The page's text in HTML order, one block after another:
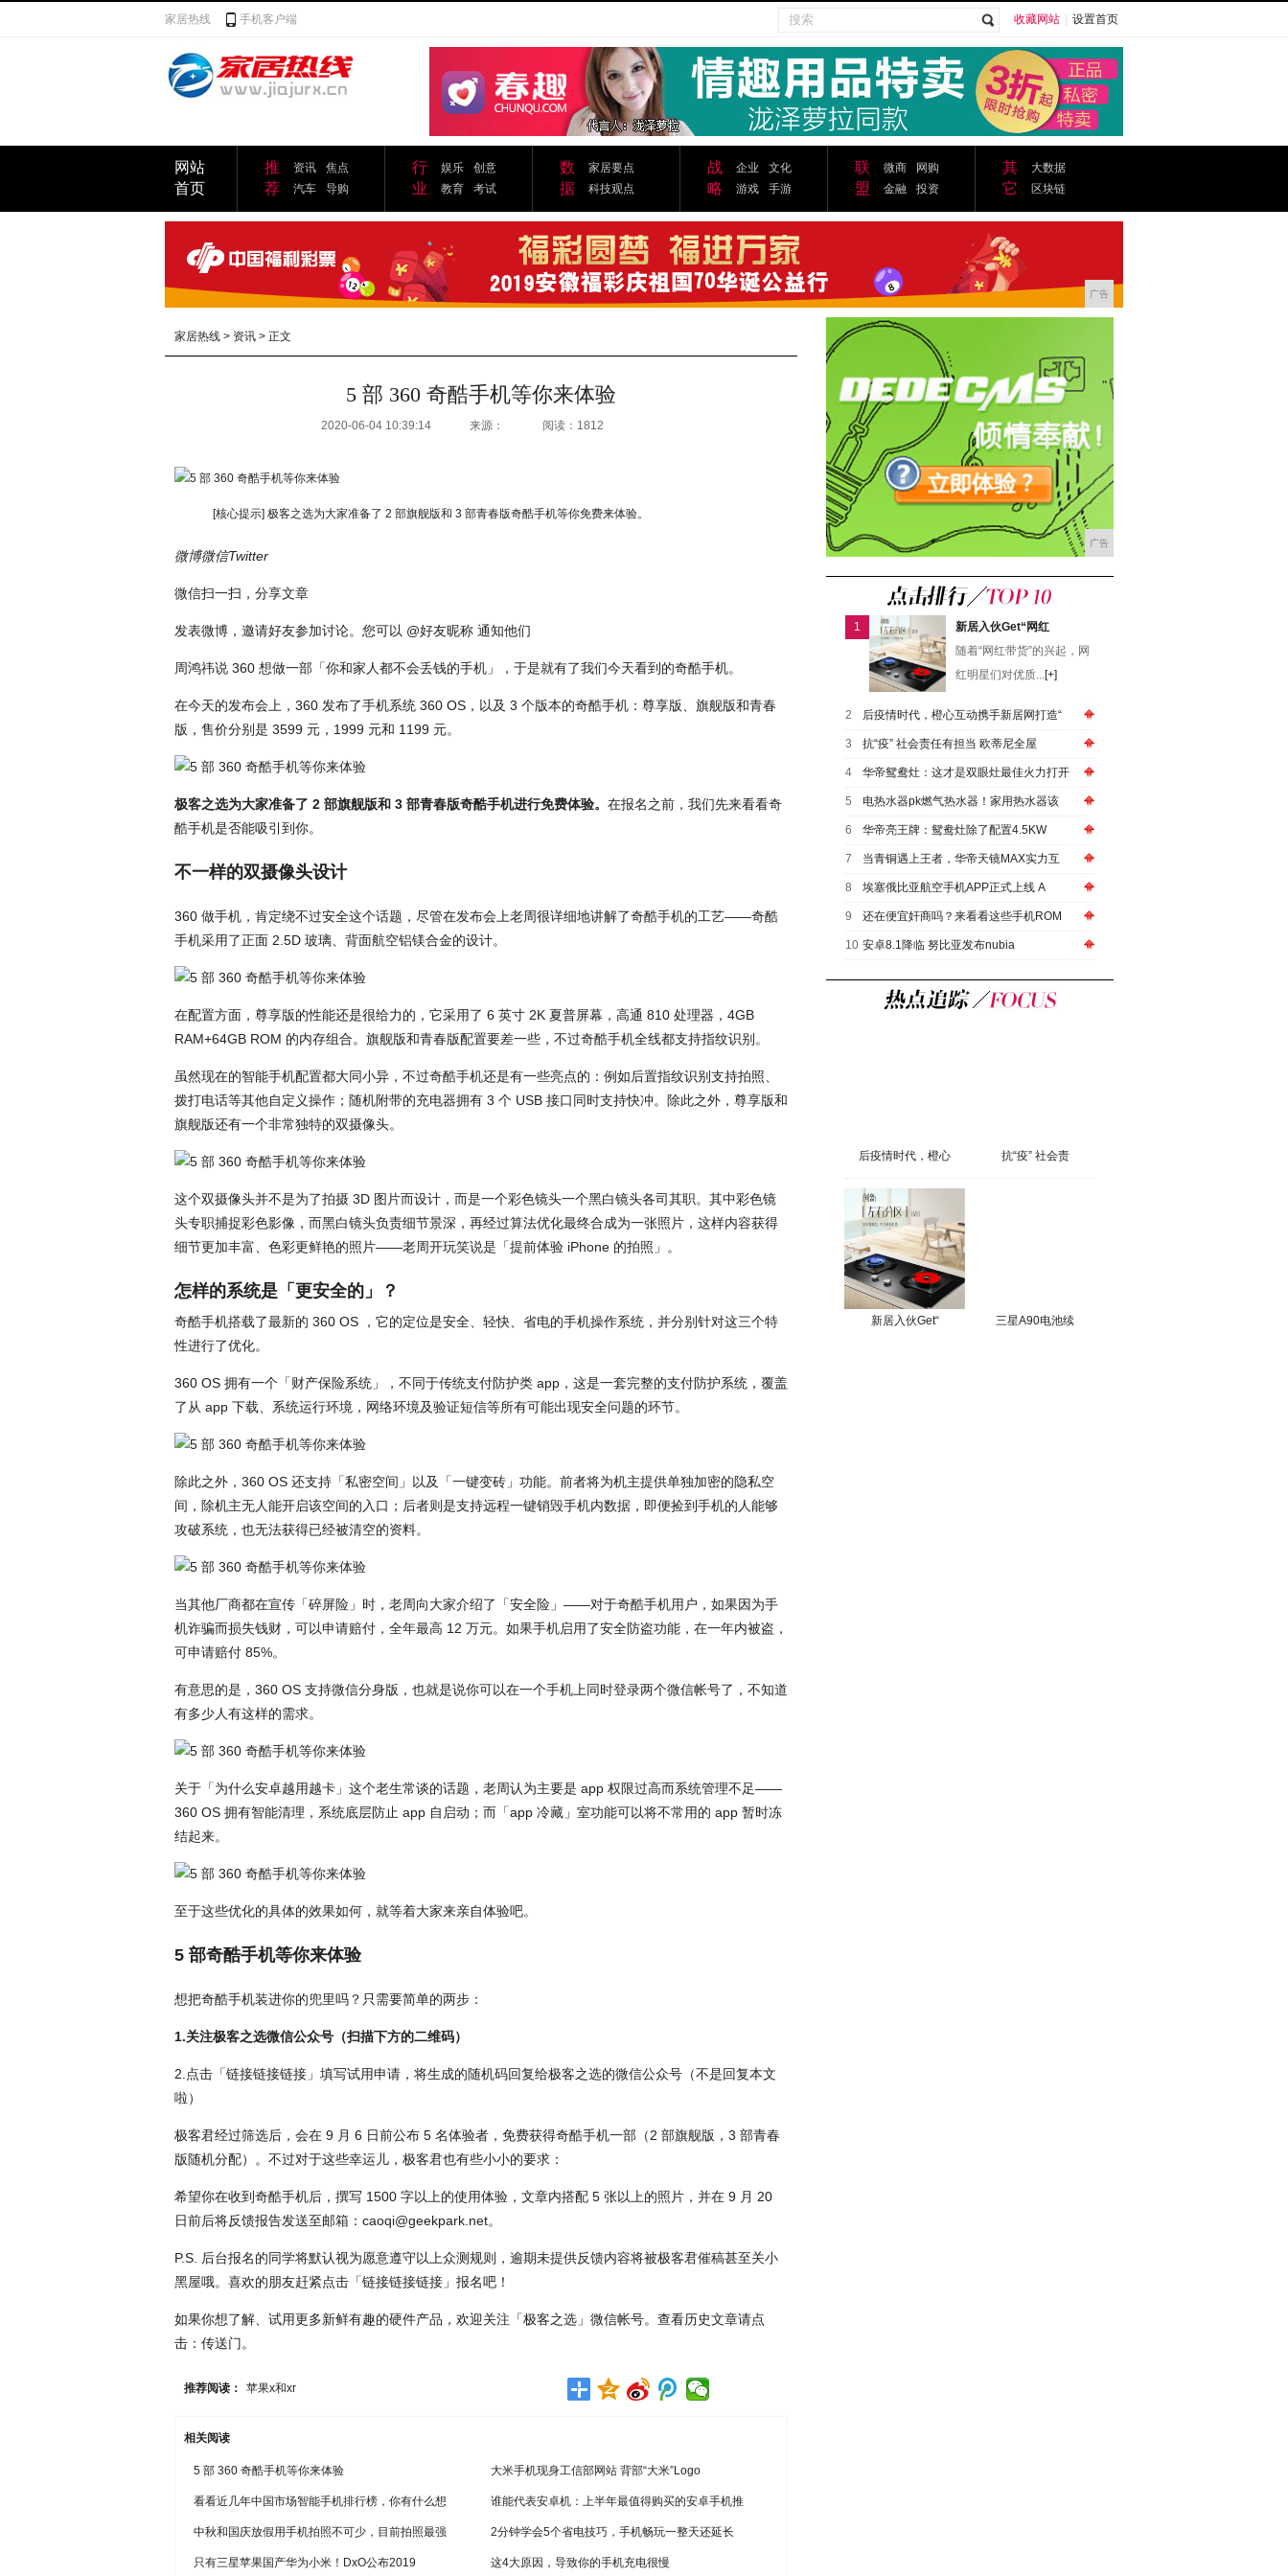
家居热线 手机客户端 收藏网站 设置首页
网站
首页
推
荐
资讯
焦点
汽车
导购
行
业
娱乐
创意
教育
考试
数
据
家居要点
科技观点
战
略
企业
文化
游戏
手游
联
盟
微商
网购
金融
投资
其
它
大数据
区块链
广告
家居热线 > 资讯 > 正文
5 部 360 奇酷手机等你来体验
2020-06-04 10:39:14 来源： 阅读：1812
[核心提示] 极客之选为大家准备了 2 部旗舰版和 3 部青春版奇酷手机等你免费来体验。
微博微信Twitter
微信扫一扫，分享文章
发表微博，邀请好友参加讨论。您可以 @好友昵称 通知他们
周鸿祎说 360 想做一部「你和家人都不会丢钱的手机」，于是就有了我们今天看到的奇酷手机。
在今天的发布会上，360 发布了手机系统 360 OS，以及 3 个版本的奇酷手机：尊享版、旗舰版和青春
版，售价分别是 3599 元，1999 元和 1199 元。
极客之选为大家准备了 2 部旗舰版和 3 部青春版奇酷手机进行免费体验。 在报名之前，我们先来看看奇
酷手机是否能吸引到你。
不一样的双摄像头设计
360 做手机，肯定绕不过安全这个话题，尽管在发布会上老周很详细地讲解了奇酷手机的工艺——奇酷
手机采用了正面 2.5D 玻璃、背面航空铝镁合金的设计。
在配置方面，尊享版的性能还是很给力的，它采用了 6 英寸 2K 夏普屏幕，高通 810 处理器，4GB
RAM+64GB ROM 的内存组合。旗舰版和青春版配置要差一些，不过奇酷手机全线都支持指纹识别。
虽然现在的智能手机配置都大同小异，不过奇酷手机还是有一些亮点的：例如后置指纹识别支持拍照、
拨打电话等其他自定义操作；随机附带的充电器拥有 3 个 USB 接口同时支持快冲。除此之外，尊享版和
旗舰版还有一个非常独特的双摄像头。
这个双摄像头并不是为了拍摄 3D 图片而设计，而是一个彩色镜头一个黑白镜头各司其职。其中彩色镜
头专职捕捉彩色影像，而黑白镜头负责细节景深，再经过算法优化最终合成为一张照片，这样内容获得
细节更加丰富、色彩更鲜艳的照片——老周开玩笑说是「提前体验 iPhone 的拍照」。
怎样的系统是「更安全的」？
奇酷手机搭载了最新的 360 OS ，它的定位是安全、轻快、省电的手机操作系统，并分别针对这三个特
性进行了优化。
360 OS 拥有一个「财产保险系统」，不同于传统支付防护类 app，这是一套完整的支付防护系统，覆盖
了从 app 下载、系统运行环境，网络环境及验证短信等所有可能出现安全问题的环节。
除此之外，360 OS 还支持「私密空间」以及「一键变砖」功能。前者将为机主提供单独加密的隐私空
间，除机主无人能开启该空间的入口；后者则是支持远程一键销毁手机内数据，即便捡到手机的人能够
攻破系统，也无法获得已经被清空的资料。
当其他厂商都在宣传「碎屏险」时，老周向大家介绍了「安全险」——对于奇酷手机用户，如果因为手
机诈骗而损失钱财，可以申请赔付，全年最高 12 万元。如果手机启用了安全防盗功能，在一年内被盗，
可申请赔付 85%。
有意思的是，360 OS 支持微信分身版，也就是说你可以在一个手机上同时登录两个微信帐号了，不知道
有多少人有这样的需求。
关于「为什么安卓越用越卡」这个老生常谈的话题，老周认为主要是 app 权限过高而系统管理不足——
360 OS 拥有智能清理，系统底层防止 app 自启动；而「app 冷藏」室功能可以将不常用的 app 暂时冻
结起来。
至于这些优化的具体的效果如何，就等着大家来亲自体验吧。
5 部奇酷手机等你来体验
想把奇酷手机装进你的兜里吗？只需要简单的两步：
1.关注极客之选微信公众号（扫描下方的二维码）
2.点击「链接链接链接」填写试用申请，将生成的随机码回复给极客之选的微信公众号（不是回复本文
啦）
极客君经过筛选后，会在 9 月 6 日前公布 5 名体验者，免费获得奇酷手机一部（2 部旗舰版，3 部青春
版随机分配）。不过对于这些幸运儿，极客君也有些小小的要求：
希望你在收到奇酷手机后，撰写 1500 字以上的使用体验，文章内搭配 5 张以上的照片，并在 9 月 20
日前后将反馈报告发送至邮箱：caoqi@geekpark.net。
P.S. 后台报名的同学将默认视为愿意遵守以上众测规则，逾期未提供反馈内容将被极客君催稿甚至关小
黑屋哦。喜欢的朋友赶紧点击「链接链接链接」报名吧！
如果你想了解、试用更多新鲜有趣的硬件产品，欢迎关注「极客之选」微信帐号。查看历史文章请点
击：传送门。
推荐阅读： 苹果x和xr
相关阅读
5 部 360 奇酷手机等你来体验 大米手机现身工信部网站 背部“大米”Logo
看看近几年中国市场智能手机排行榜，你有什么想 谁能代表安卓机：上半年最值得购买的安卓手机推
中秋和国庆放假用手机拍照不可少，目前拍照最强 2分钟学会5个省电技巧，手机畅玩一整天还延长
只有三星苹果国产华为小米！DxO公布2019 这4大原因，导致你的手机充电很慢
广告
1
新居入伙Get“网红
随着“网红带货”的兴起，网
红明星们对优质...[+]
2 后疫情时代，橙心互动携手新居网打造“
3 抗“疫” 社会责任有担当 欧蒂尼全屋
4 华帝鸳鸯灶：这才是双眼灶最佳火力打开
5 电热水器pk燃气热水器！家用热水器该
6 华帝亮王牌：鸳鸯灶除了配置4.5KW
7 当青铜遇上王者，华帝天镜MAX实力互
8 埃塞俄比亚航空手机APP正式上线 A
9 还在便宜奸商吗？来看看这些手机ROM
10 安卓8.1降临 努比亚发布nubia
后疫情时代，橙心 抗“疫” 社会责
新居入伙Get“ 三星A90电池续